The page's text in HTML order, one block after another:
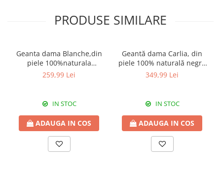
PRODUSE SIMILARE
Geanta dama Blanche,din
piele 100%naturala
Italia,8246,negru
259,99 Lei
IN STOC
ADAUGA IN COS
Geantă dama Carlia, din
piele 100% naturală negru
8009
349,99 Lei
IN STOC
ADAUGA IN COS